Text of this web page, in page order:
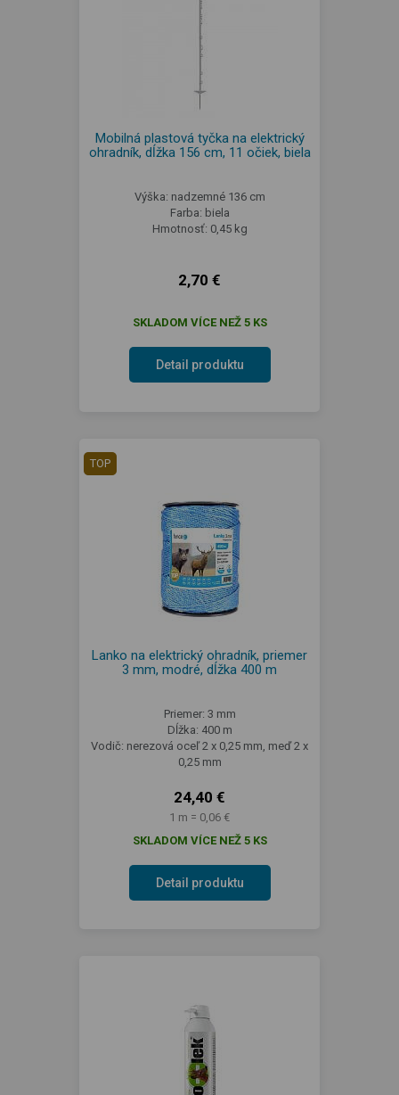
Mobilná plastová tyčka na elektrický
ohradník, dĺžka 156 cm, 11 očiek, biela
Výška: nadzemné 136 cm
Farba: biela
Hmotnosť: 0,45 kg
2,70 €
SKLADOM VÍCE NEŽ 5 KS
Detail produktu
TOP
Lanko na elektrický ohradník, priemer
3 mm, modré, dĺžka 400 m
Priemer: 3 mm
Dĺžka: 400 m
Vodič: nerezová oceľ 2 x 0,25 mm, meď 2 x
0,25 mm
24,40 €
1 m = 0,06 €
SKLADOM VÍCE NEŽ 5 KS
Detail produktu